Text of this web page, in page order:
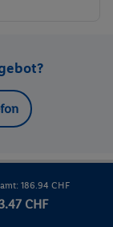
186.94 CHF
CHF